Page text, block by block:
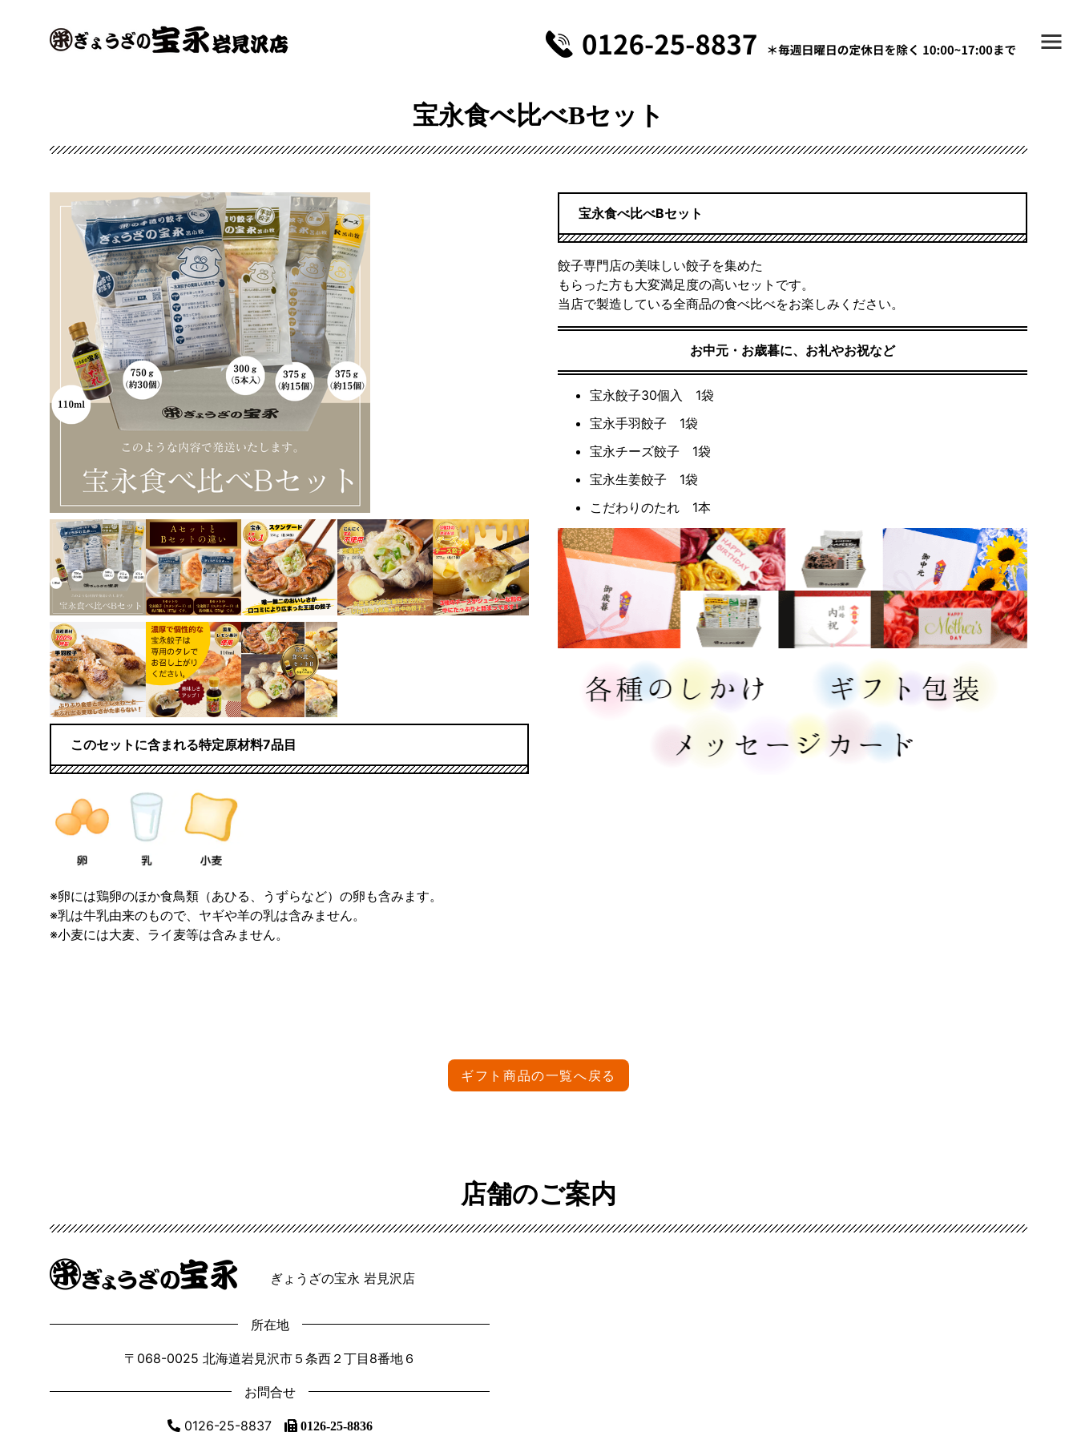
宝永食べ比べBセット
このセットに含まれる特定原材料7品目
※卵には鶏卵のほか食鳥類（あひる、うずらなど）の卵も含みます。
※乳は牛乳由来のもので、ヤギや羊の乳は含みません。
※小麦には大麦、ライ麦等は含みません。
宝永食べ比べBセット
餃子専門店の美味しい餃子を集めた
もらった方も大変満足度の高いセットです。
当店で製造している全商品の食べ比べをお楽しみください。
お中元・お歳暮に、お礼やお祝など
宝永餃子30個入 1袋
宝永手羽餃子 1袋
宝永チーズ餃子 1袋
宝永生姜餃子 1袋
こだわりのたれ 1本
ギフト商品の一覧へ戻る
店舗のご案内
ぎょうざの宝永 岩見沢店
所在地
〒068-0025 北海道岩見沢市５条西２丁目8番地６
お問合せ
0126-25-8837 0126-25-8836